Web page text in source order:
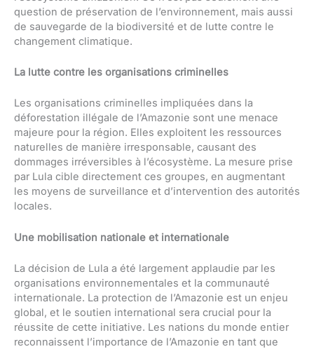
question de préservation de l’environnement, mais aussi
de sauvegarde de la biodiversité et de lutte contre le
changement climatique.
La lutte contre les organisations criminelles
Les organisations criminelles impliquées dans la
déforestation illégale de l’Amazonie sont une menace
majeure pour la région. Elles exploitent les ressources
naturelles de manière irresponsable, causant des
dommages irréversibles à l’écosystème. La mesure prise
par Lula cible directement ces groupes, en augmentant
les moyens de surveillance et d’intervention des autorités
locales.
Une mobilisation nationale et internationale
La décision de Lula a été largement applaudie par les
organisations environnementales et la communauté
internationale. La protection de l’Amazonie est un enjeu
global, et le soutien international sera crucial pour la
réussite de cette initiative. Les nations du monde entier
reconnaissent l’importance de l’Amazonie en tant que